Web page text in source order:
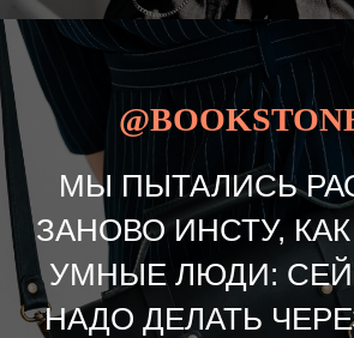
МЫ ПЫТАЛИСЬ
ЗАНОВО ИНСТУ,
УМНЫЕ ЛЮДИ:
НАДО ДЕЛАТЬ